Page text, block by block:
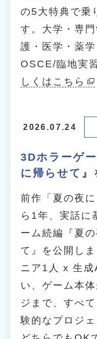
の5大特典で乗
す。大学・専
護・医学・薬
OSCE/臨地実
しくはこちら
2026.07.24
3Dホラーゲ
に帰らせて』
前作「夏の夜
ら1年、実話に
ーム続編『夏
て』を公開し
ニア1人 x 生
い、ゲーム本
ジまで、すべ
験的なプロジ